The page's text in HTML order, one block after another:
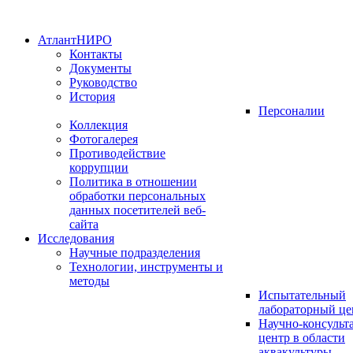
АтлантНИРО
Контакты
Документы
Руководство
История
Персоналии
Коллекция
Фотогалерея
Противодействие
коррупции
Политика в отношении
обработки персональных
данных посетителей веб-
сайта
Исследования
Научные подразделения
Технологии, инструменты и
методы
Испытательный
лабораторный
Научно-
центр в области